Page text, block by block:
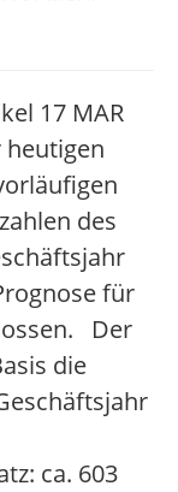
17 MAR
heutigen
des
für
Der
die
ca. 603